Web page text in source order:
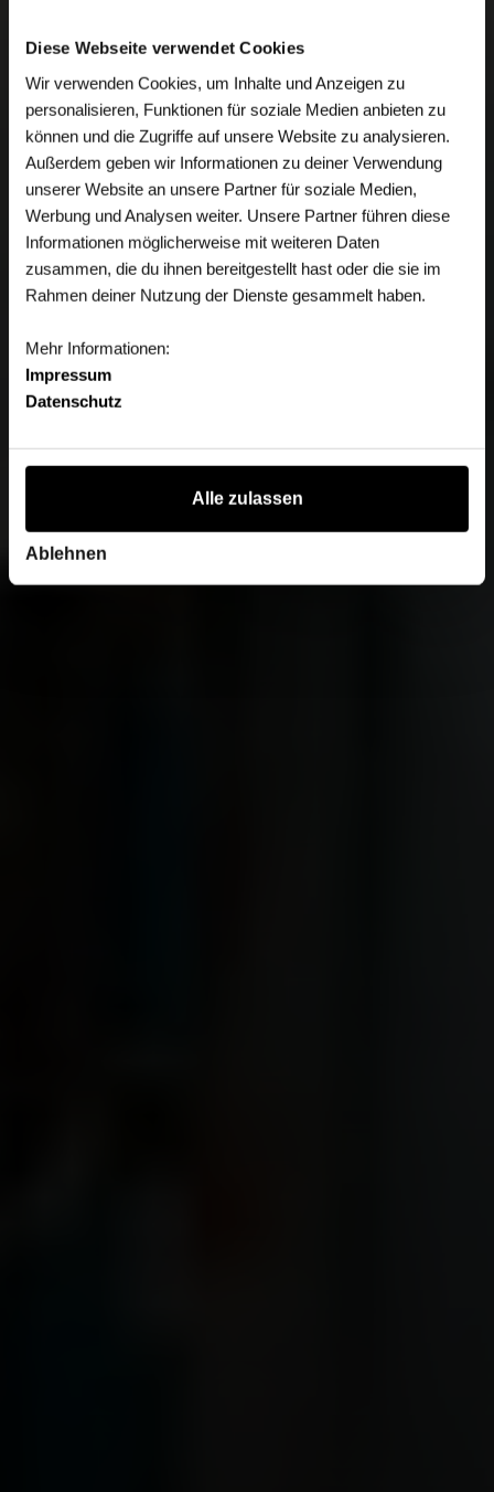
Diese Webseite verwendet Cookies
Wir verwenden Cookies, um Inhalte und Anzeigen zu
personalisieren, Funktionen für soziale Medien anbieten zu
können und die Zugriffe auf unsere Website zu analysieren.
Außerdem geben wir Informationen zu deiner Verwendung
unserer Website an unsere Partner für soziale Medien,
Werbung und Analysen weiter. Unsere Partner führen diese
Informationen möglicherweise mit weiteren Daten
zusammen, die du ihnen bereitgestellt hast oder die sie im
Rahmen deiner Nutzung der Dienste gesammelt haben.
Mehr Informationen:
Impressum
Datenschutz
Alle zulassen
Ablehnen